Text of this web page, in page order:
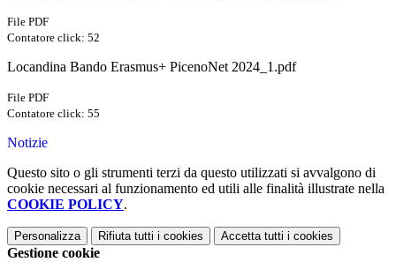
File PDF
Contatore click: 52
Locandina Bando Erasmus+ PicenoNet 2024_1.pdf
File PDF
Contatore click: 55
Notizie
Questo sito o gli strumenti terzi da questo utilizzati si avvalgono di
cookie necessari al funzionamento ed utili alle finalità illustrate nella
COOKIE POLICY.
Personalizza Rifiuta tutti i cookies Accetta tutti i cookies
Gestione cookie